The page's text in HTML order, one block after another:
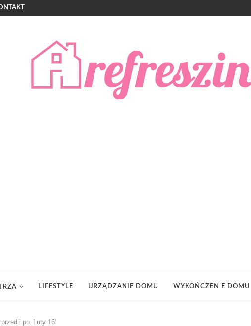
LIFESTYLE URZĄDZANIE DOMU WYKOŃCZENIE DOMU
i po. Luty 16′